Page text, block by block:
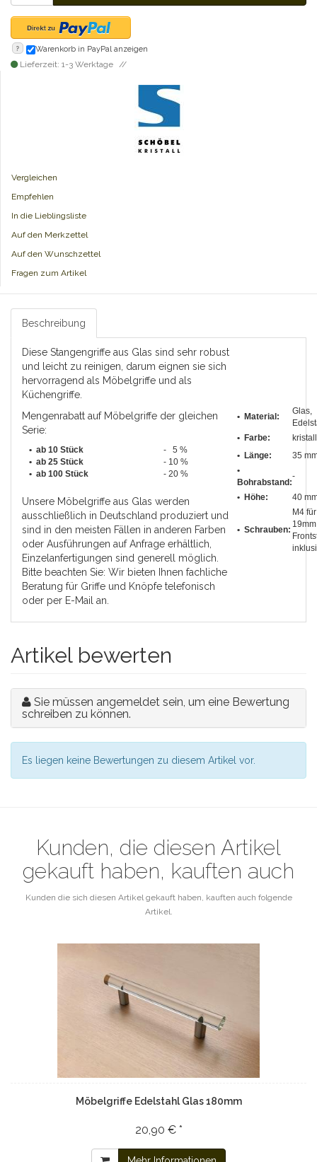
? Warenkorb in PayPal anzeigen
Lieferzeit: 1-3 Werktage
Vergleichen
Empfehlen
In die Lieblingsliste
Auf den Merkzettel
Auf den Wunschzettel
Fragen zum Artikel
Beschreibung
Diese Stangengriffe aus Glas sind sehr robust
und leicht zu reinigen, darum eignen sie sich
hervorragend als Möbelgriffe und als
Küchengriffe.
Mengenrabatt auf Möbelgriffe der gleichen
Serie:
• ab 10 Stück
- 5 %
• ab 25 Stück
- 10 %
• ab 100 Stück - 20 %
Unsere Möbelgriffe aus Glas werden
ausschließlich in Deutschland produziert und
sind in den meisten Fällen in anderen Farben
oder Ausführungen auf Anfrage erhältlich,
Einzelanfertigungen sind generell möglich.
Bitte beachten Sie: Wir bieten Ihnen fachliche
Beratung für Griffe und Knöpfe telefonisch
oder per E-Mail an.
• Material:
Glas,
• Farbe:
• Länge:
35
•
Bohrabstand :
-
• Höhe: 40
• Schrauben:
M4 für
19mm
Artikel bewerten
Sie müssen angemeldet sein, um eine Bewertung
schreiben zu können.
Es liegen keine Bewertungen zu diesem Artikel vor.
Kunden, die diesen Artikel
gekauft haben, kauften auch
Kunden die sich diesen Artikel gekauft haben, kauften auch folgende
Artikel.
Möbelgriffe Edelstahl Glas 180mm
20,90 € *